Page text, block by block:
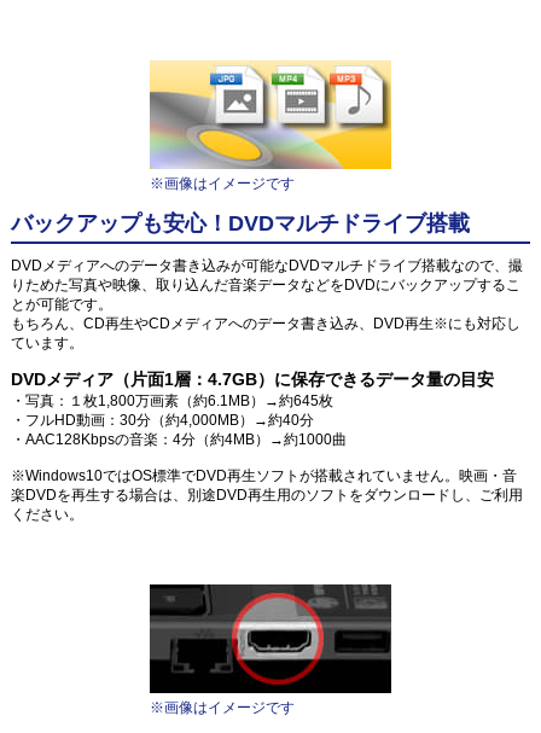
※画像はイメージです
バックアップも安心！DVDマルチドライブ搭載
DVDメディアへのデータ書き込みが可能なDVDマルチドライブ搭載なので、撮
りためた写真や映像、取り込んだ音楽データなどをDVDにバックアップするこ
とが可能です。
もちろん、CD再生やCDメディアへのデータ書き込み、DVD再生※にも対応し
ています。
DVDメディア（片面1層：4.7GB）に保存できるデータ量の目安
・写真：１枚1,800万画素（約6.1MB）→約645枚
・フルHD動画：30分（約4,000MB）→約40分
・AAC128Kbpsの音楽：4分（約4MB）→約1000曲
※Windows10ではOS標準でDVD再生ソフトが搭載されていません。映画・音
楽DVDを再生する場合は、別途DVD再生用のソフトをダウンロードし、ご利用
ください。
※画像はイメージです